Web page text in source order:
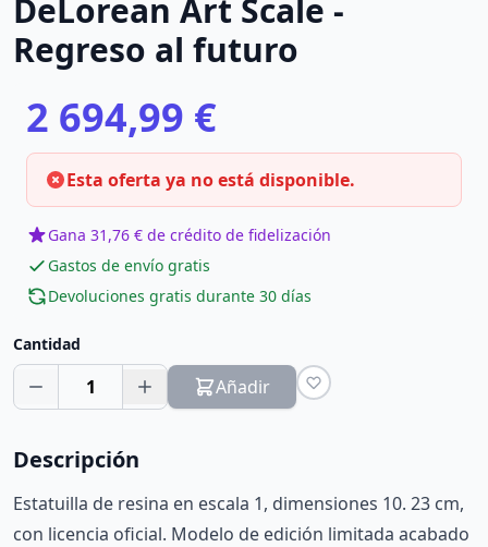
DeLorean Art Scale -
Regreso al futuro
2 694,99 €
Esta oferta ya no está disponible.
Gana 31,76 € de crédito de fidelización
Gastos de envío gratis
Devoluciones gratis durante 30 días
Cantidad
1 Añadir
Descripción
Estatuilla de resina en escala 1, dimensiones 10. 23 cm,
con licencia oficial. Modelo de edición limitada acabado